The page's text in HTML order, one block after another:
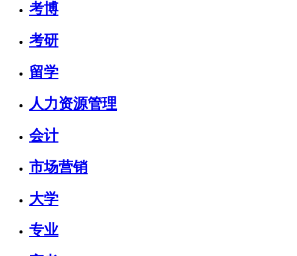
考博
考研
留学
人力资源管理
会计
市场营销
大学
专业